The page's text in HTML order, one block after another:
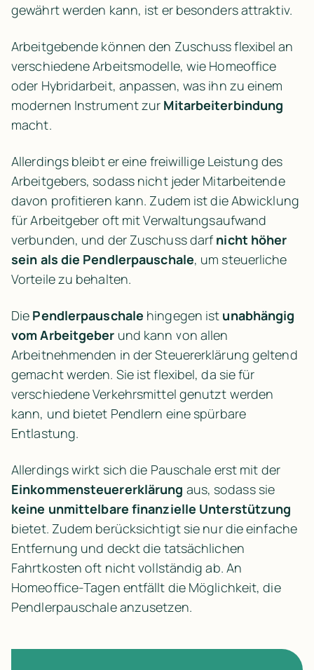
gewährt werden kann, ist er besonders attraktiv.
Arbeitgebende können den Zuschuss flexibel an
verschiedene Arbeitsmodelle, wie Homeoffice
oder Hybridarbeit, anpassen, was ihn zu einem
modernen Instrument zur Mitarbeiterbindung
macht.
Allerdings bleibt er eine freiwillige Leistung des
Arbeitgebers, sodass nicht jeder Mitarbeitende
davon profitieren kann. Zudem ist die Abwicklung
für Arbeitgeber oft mit Verwaltungsaufwand
verbunden, und der Zuschuss darf nicht höher
sein als die Pendlerpauschale, um steuerliche
Vorteile zu behalten.
Die Pendlerpauschale hingegen ist unabhängig
vom Arbeitgeber und kann von allen
Arbeitnehmenden in der Steuererklärung geltend
gemacht werden. Sie ist flexibel, da sie für
verschiedene Verkehrsmittel genutzt werden
kann, und bietet Pendlern eine spürbare
Entlastung.
Allerdings wirkt sich die Pauschale erst mit der
Einkommensteuererklärung
keine unmittelbare finanzielle Unterstützung
bietet. Zudem berücksichtigt sie nur die einfache
Entfernung und deckt die tatsächlichen
Fahrtkosten oft nicht vollständig ab. An
Homeoffice-Tagen entfällt die Möglichkeit, die
Pendlerpauschale anzusetzen.